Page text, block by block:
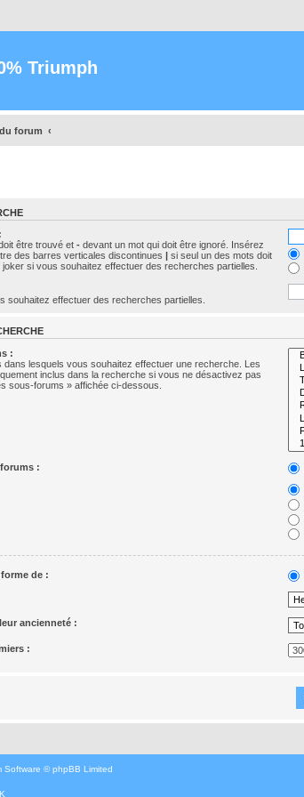
Triumph
forum
être trouvé et - devant un mot qui doit être ignoré. Insérez
des barres verticales discontinues | si seul un des mots doit
si vous souhaitez effectuer des recherches partielles.
souhaitez effectuer des recherches partielles.
:
dans lesquels vous souhaitez effectuer une recherche. Les
inclus dans la recherche si vous ne désactivez pas
sous-forums » affichée ci-dessous.
:
de :
ancienneté :
:
Software © phpBB Limited